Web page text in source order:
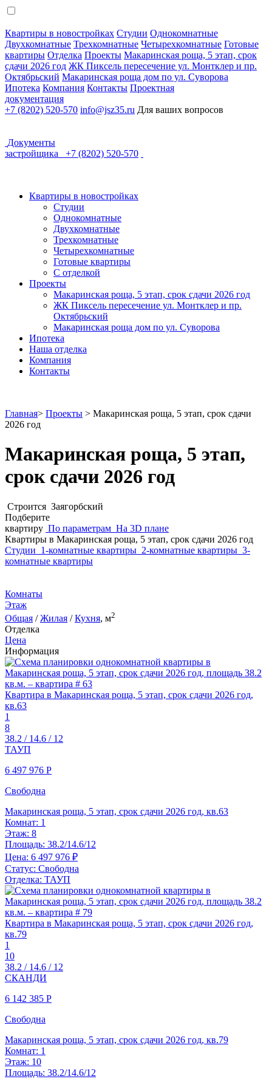
Квартиры в новостройках Студии Однокомнатные
Двухкомнатные Трехкомнатные Четырехкомнатные Готовые
квартиры Отделка Проекты Макаринская роща, 5 этап, срок
сдачи 2026 год ЖК Пиксель пересечение ул. Монтклер и пр.
Октябрьский Макаринская роща дом по ул. Суворова
Ипотека Компания Контакты Проектная
документация
+7 (8202) 520-570 info@jsz35.ru Для ваших вопросов
Документы
застройщика
+7 (8202) 520-570
Квартиры в новостройках
Студии
Однокомнатные
Двухкомнатные
Трехкомнатные
Четырехкомнатные
Готовые квартиры
С отделкой
Проекты
Макаринская роща, 5 этап, срок сдачи 2026 год
ЖК Пиксель пересечение ул. Монтклер и пр.
Октябрьский
Макаринская роща дом по ул. Суворова
Ипотека
Наша отделка
Компания
Контакты
Главная> Проекты > Макаринская роща, 5 этап, срок сдачи
2026 год
Макаринская роща, 5 этап,
срок сдачи 2026 год
Строится Заягорбский
Подберите
квартиру По параметрам На 3D плане
Квартиры в Макаринская роща, 5 этап, срок сдачи 2026 год
Студии 1-комнатные квартиры 2-комнатные квартиры 3-
комнатные квартиры
Комнаты
Этаж
Общая /Жилая /Кухня, м2
Отделка
Цена
Информация
Квартира в Макаринская роща, 5 этап, срок сдачи 2026 год,
кв.63
1
8
38.2 / 14.6 / 12
ТАУП
6 497 976 Р
Свободна
Макаринская роща, 5 этап, срок сдачи 2026 год, кв.63
Комнат: 1
Этаж: 8
Площадь: 38.2/14.6/12
Цена: 6 497 976 ₽
Статус: Свободна
Отделка: ТАУП
Квартира в Макаринская роща, 5 этап, срок сдачи 2026 год,
кв.79
1
10
38.2 / 14.6 / 12
СКАНДИ
6 142 385 Р
Свободна
Макаринская роща, 5 этап, срок сдачи 2026 год, кв.79
Комнат: 1
Этаж: 10
Площадь: 38.2/14.6/12